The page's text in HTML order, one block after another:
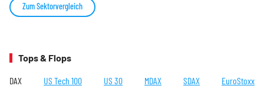
Zum Sektorvergleich
Tops & Flops
DAX US Tech 100 US 30 MDAX SDAX EuroStoxx